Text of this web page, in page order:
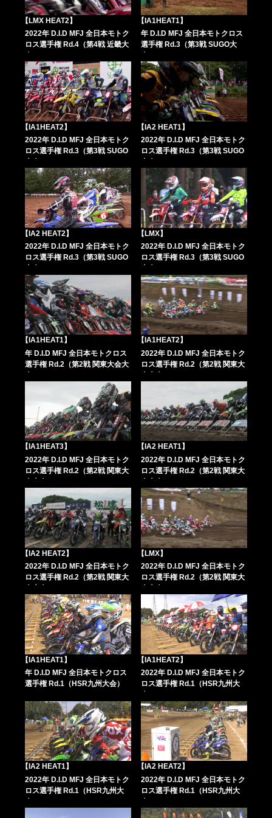
【LMX HEAT2】
2022年 D.I.D MFJ 全日本モトク
ロス選手権 Rd.4（第4戦 近畿大
【IA1HEAT1】
年 D.I.D MFJ 全日本モトクロス
選手権 Rd.3（第3戦 SUGO大
【IA1HEAT2】
2022年 D.I.D MFJ 全日本モトク
ロス選手権 Rd.3（第3戦 SUGO
【IA2 HEAT1】
2022年 D.I.D MFJ 全日本モトク
ロス選手権 Rd.3（第3戦 SUGO
【IA2 HEAT2】
2022年 D.I.D MFJ 全日本モトク
ロス選手権 Rd.3（第3戦 SUGO
【LMX】
2022年 D.I.D MFJ 全日本モトク
ロス選手権 Rd.3（第3戦 SUGO
【IA1HEAT1】
年 D.I.D MFJ 全日本モトクロス
選手権 Rd.2（第2戦 関東大会大
会）
【IA1HEAT2】
2022年 D.I.D MFJ 全日本モトク
ロス選手権 Rd.2（第2戦 関東大
会大会）
【IA1HEAT3】
2022年 D.I.D MFJ 全日本モトク
ロス選手権 Rd.2（第2戦 関東大
【IA2 HEAT1】
2022年 D.I.D MFJ 全日本モトク
ロス選手権 Rd.2（第2戦 関東大
【IA2 HEAT2】
2022年 D.I.D MFJ 全日本モトク
ロス選手権 Rd.2（第2戦 関東大
【LMX】
2022年 D.I.D MFJ 全日本モトク
ロス選手権 Rd.2（第2戦 関東大
【IA1HEAT1】
年 D.I.D MFJ 全日本モトクロス
選手権 Rd.1（HSR九州大会）
【IA1HEAT2】
2022年 D.I.D MFJ 全日本モトク
ロス選手権 Rd.1（HSR九州大
【IA2 HEAT1】
2022年 D.I.D MFJ 全日本モトク
ロス選手権 Rd.1（HSR九州大
会）
【IA2 HEAT2】
2022年 D.I.D MFJ 全日本モトク
ロス選手権 Rd.1（HSR九州大
会）